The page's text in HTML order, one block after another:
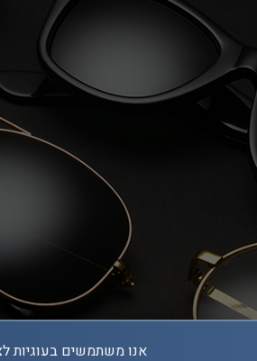
אנו משתמשים בעוגיות